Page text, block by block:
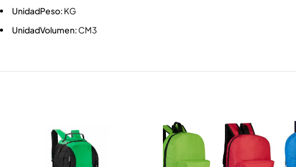
UnidadPeso: KG
UnidadVolumen: CM3